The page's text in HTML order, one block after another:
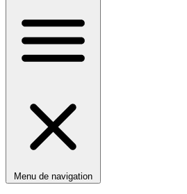
Menu de navigation